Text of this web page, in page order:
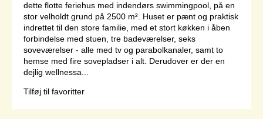
dette flotte feriehus med indendørs swimmingpool, på en
stor velholdt grund på 2500 m². Huset er pænt og praktisk
indrettet til den store familie, med et stort køkken i åben
forbindelse med stuen, tre badeværelser, seks
soveværelser - alle med tv og parabolkanaler, samt to
hemse med fire sovepladser i alt. Derudover er der en
dejlig wellnessa...
Tilføj til favoritter